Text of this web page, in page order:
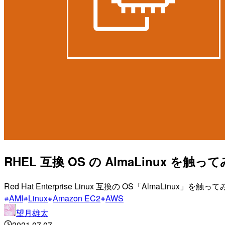
RHEL 互換 OS の AlmaLinux を触って
Red Hat Enterprise Linux 互換の OS「AlmaLinux」を触って
AMI Linux Amazon EC2 AWS
望月雄太